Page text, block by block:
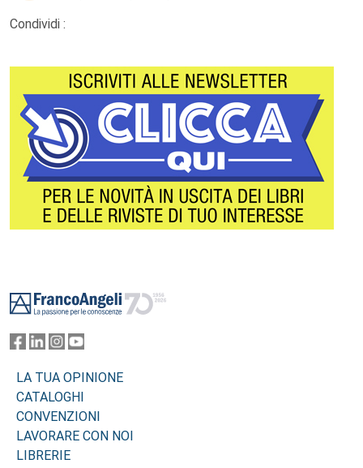
Condividi :
LA TUA OPINIONE
CATALOGHI
CONVENZIONI
LAVORARE CON NOI
LIBRERIE